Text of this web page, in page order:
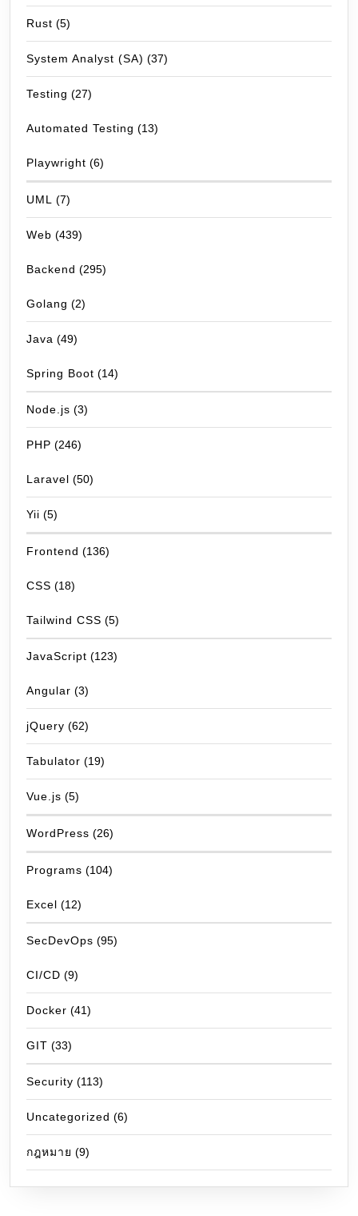
Rust (5)
System Analyst (SA) (37)
Testing (27)
Automated Testing (13)
Playwright (6)
UML (7)
Web (439)
Backend (295)
Golang (2)
Java (49)
Spring Boot (14)
Node.js (3)
PHP (246)
Laravel (50)
Yii (5)
Frontend (136)
CSS (18)
Tailwind CSS (5)
JavaScript (123)
Angular (3)
jQuery (62)
Tabulator (19)
Vue.js (5)
WordPress (26)
Programs (104)
Excel (12)
SecDevOps (95)
CI/CD (9)
Docker (41)
GIT (33)
Security (113)
Uncategorized (6)
กฎหมาย (9)